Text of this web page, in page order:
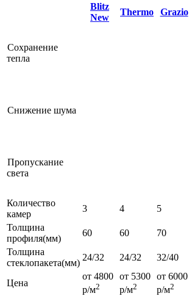
Blitz
New
Thermo Grazio
Сохранение
тепла
Снижение шума
Пропускание
света
Количество
камер
3 4 5
Толщина
профиля(мм)
60 60 70
Толщина
стеклопакета(мм)
24/32 24/32 32/40
Цена
от 4800
р/м2
от 5300
р/м2
от 6000
р/м2